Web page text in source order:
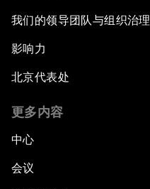
我们的领导团队与组织治理
影响力
北京代表处
更多内容
中心
会议